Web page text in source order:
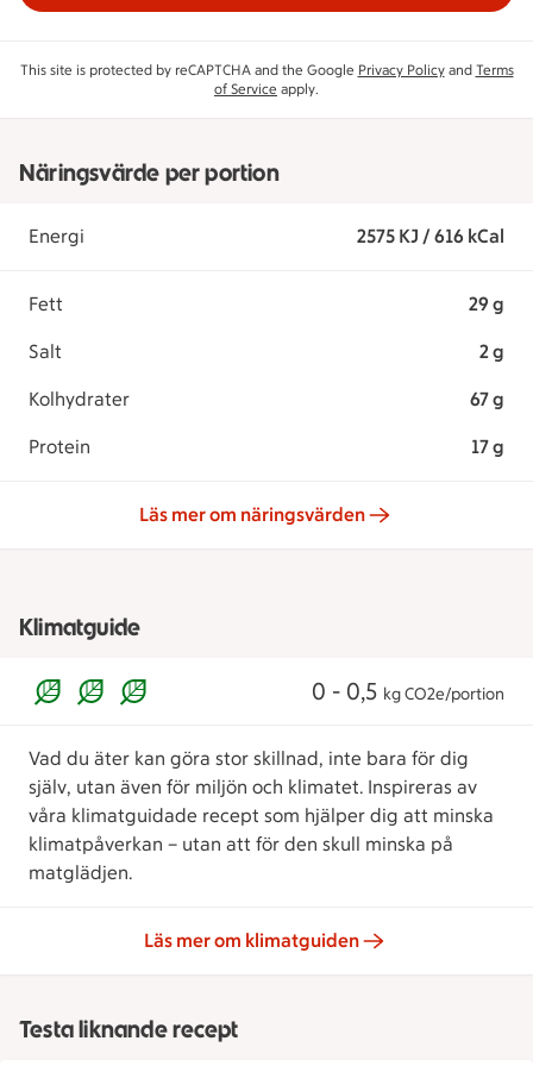
This site is protected by reCAPTCHA and the Google Privacy Policyand Terms
of Service apply.
Näringsvärde per portion
Energi 2575 KJ / 616 kCal
Fett 29 g
Salt 2 g
Kolhydrater 67 g
Protein 17 g
Läs mer om näringsvärden
Klimatguide
0 - 0,5 kg CO2e/portion
Vad du äter kan göra stor skillnad, inte bara för dig
själv, utan även för miljön och klimatet. Inspireras av
våra klimatguidade recept som hjälper dig att minska
klimatpåverkan – utan att för den skull minska på
matglädjen.
Läs mer om klimatguiden
Testa liknande recept